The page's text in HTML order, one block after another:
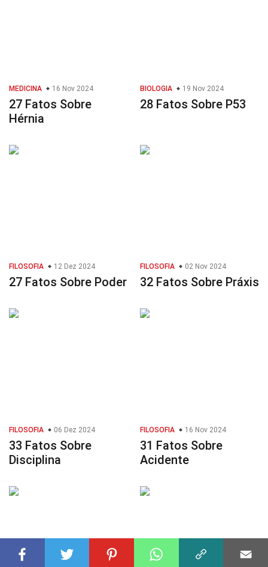
MEDICINA 16 Nov 2024
27 Fatos Sobre
Hérnia
BIOLOGIA 19 Nov 2024
28 Fatos Sobre P53
FILOSOFIA 12 Dez 2024
27 Fatos Sobre Poder
FILOSOFIA 02 Nov 2024
32 Fatos Sobre Práxis
FILOSOFIA 06 Dez 2024
33 Fatos Sobre
Disciplina
FILOSOFIA 16 Nov 2024
31 Fatos Sobre
Acidente